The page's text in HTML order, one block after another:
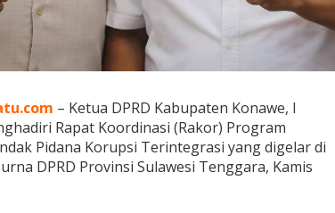
– Ketua DPRD Kabupaten Konawe, I
Rapat Koordinasi (Rakor) Program
Pidana Korupsi Terintegrasi yang digelar di
DPRD Provinsi Sulawesi Tenggara, Kamis